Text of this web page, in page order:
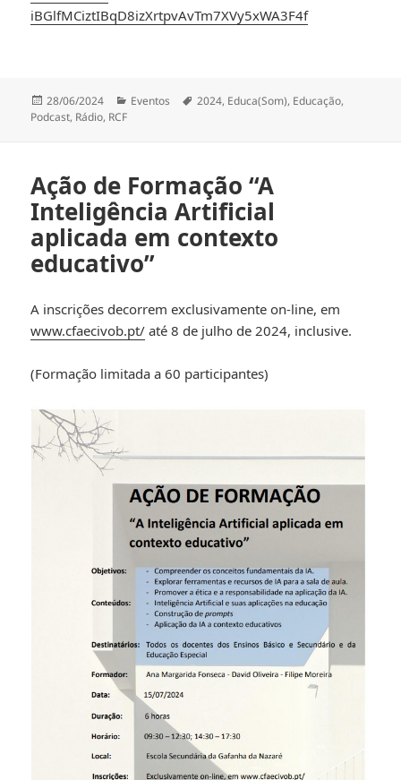
iBGlfMCiztIBqD8izXrtpvAvTm7XVy5xWA3F4f
Publicado
a
28/06/2024 Categorias
Eventos Etiquetas
2024, Educa(Som), Educação,
Podcast, Rádio, RCF
Ação de Formação “A
Inteligência Artificial
aplicada em contexto
educativo”
A inscrições decorrem exclusivamente on-line, em
www.cfaecivob.pt/ até 8 de julho de 2024, inclusive.
(Formação limitada a 60 participantes)